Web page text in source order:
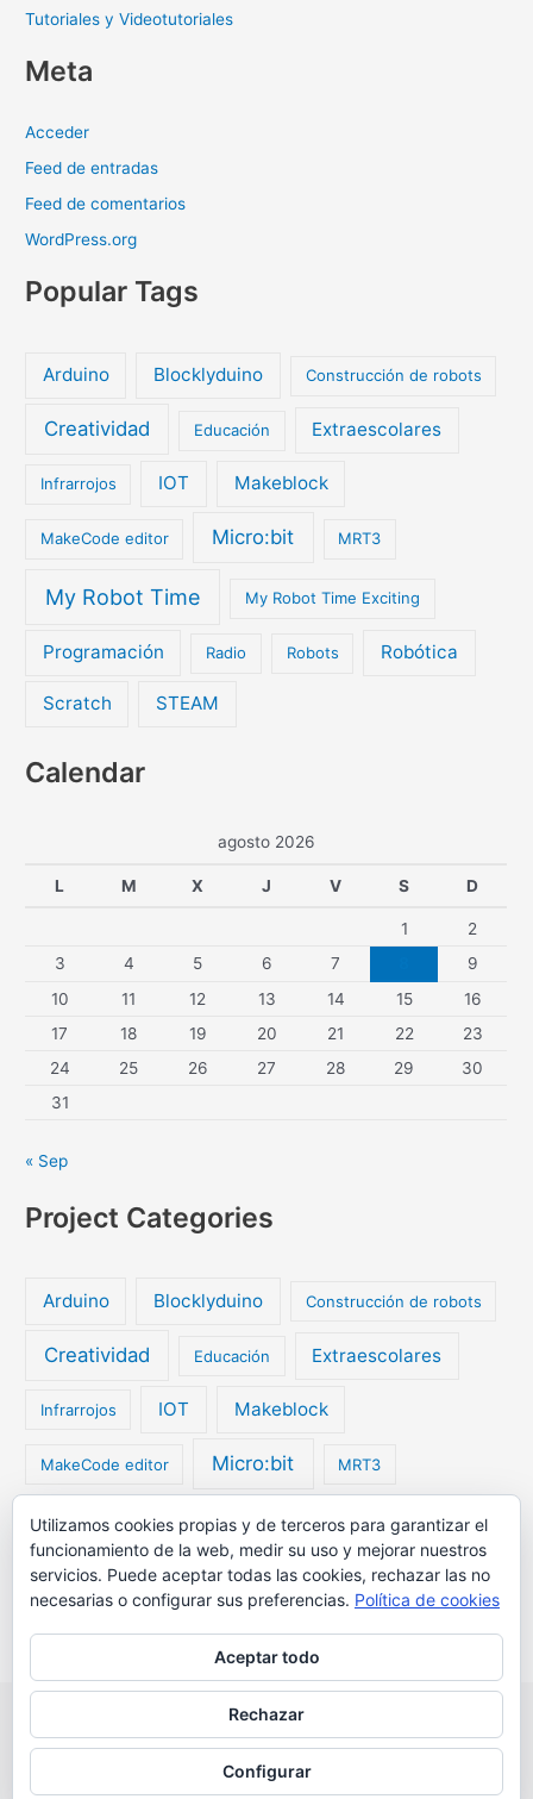
Tutoriales y Videotutoriales
Meta
Acceder
Feed de entradas
Feed de comentarios
WordPress.org
Popular Tags
Arduino Blocklyduino Construcción de robots
Creatividad Educación Extraescolares
Infrarrojos IOT Makeblock
MakeCode editor Micro:bit MRT3
My Robot Time My Robot Time Exciting
Programación Radio Robots Robótica
Scratch STEAM
Calendar
agosto 2026
L M X J V S D
1
2
3
4 5 6 7
9
10
11 12 13 14 15
16
17
18 19 20 21 22
23
24
25 26 27 28 29
30
31
« Sep
Project Categories
Arduino Blocklyduino Construcción de robots
Creatividad Educación Extraescolares
Infrarrojos IOT Makeblock
MakeCode editor Micro:bit MRT3
My Robot Time My Robot Time Exciting
Programación Radio Robots Robótica
Scratch STEAM
Copyright © 2026 Robótica Educativa Logix5 | Powered by
Astra para WordPress
Utilizamos cookies propias y de terceros para garantizar el
funcionamiento de la web, medir su uso y mejorar nuestros
servicios. Puede aceptar todas las cookies, rechazar las no
necesarias o configurar sus preferencias. Política de cookies
Aceptar todo
Rechazar
Configurar